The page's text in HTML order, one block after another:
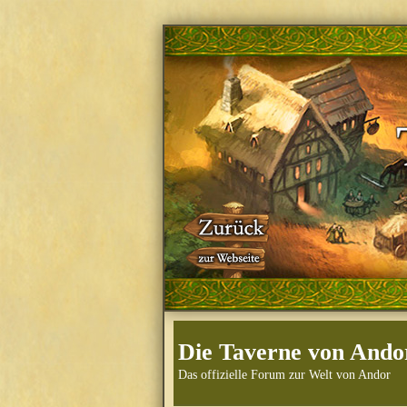
Die Taverne von
Das offizielle Forum zur Welt von Andor